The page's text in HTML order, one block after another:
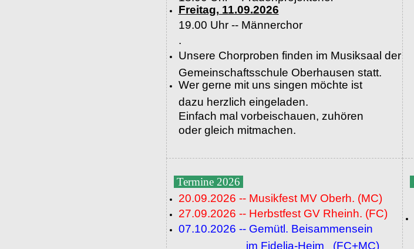
Freitag, 11.09.2026
19.00 Uhr -- Männerchor
.
Unsere Chorproben finden im Musiksaal der
Gemeinschaftsschule Oberhausen statt.
Wer gerne mit uns singen möchte ist
dazu herzlich eingeladen.
Einfach mal vorbeischauen, zuhören
oder gleich mitmachen.
Termine 2026
20.09.2026 -- Musikfest MV Oberh. (MC)
27.09.2026 -- Herbstfest GV Rheinh. (FC)
07.10.2026 -- Gemütl. Beisammensein
im Fidelia-Heim (FC+MC)